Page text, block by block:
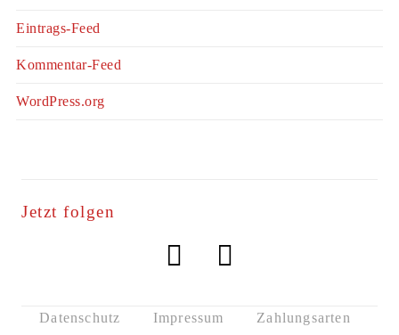
Eintrags-Feed
Kommentar-Feed
WordPress.org
Jetzt folgen
Datenschutz Impressum Zahlungsarten